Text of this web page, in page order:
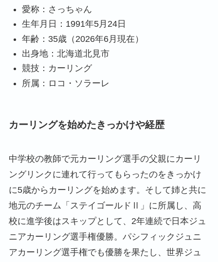
愛称：さっちゃん
生年月日：1991年5月24日
年齢：35歳（2026年6月現在）
出身地：北海道北見市
競技：カーリング
所属：ロコ・ソラーレ
カーリングを始めたきっかけや経歴
中学校の教師で元カーリング選手の父親にカーリ
ングリンクに連れて行ってもらったのをきっかけ
に5歳からカーリングを始めます。そして姉と共に
地元のチーム「ステイゴールドⅡ」に所属し、高
校に進学後はスキップとして、2年連続で日本ジュ
ニアカーリング選手権優勝。パシフィックジュニ
アカーリング選手権でも優勝を果たし、世界ジュ